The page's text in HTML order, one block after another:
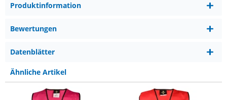
Produktinformation
Bewertungen
Datenblätter
Ähnliche Artikel